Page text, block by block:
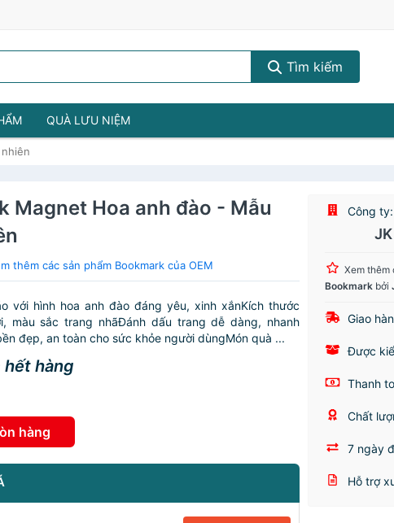
Tìm kiếm
QUÀ LƯU NIỆM
Magnet Hoa anh đào - Mẫu
thêm các sản phẩm Bookmark của OEM
với hình hoa anh đào đáng yêu, xinh xắnKích thước
màu sắc trang nhãĐánh dấu trang dễ dàng, nhanh
đẹp, an toàn cho sức khỏe người dùngMón quà ...
hết hàng
hàng
Công ty:
Xem thêm
Bookmark bởi
Giao
Được
Thanh
Chất
7 ngày
Hỗ trợ